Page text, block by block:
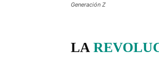
Generación Z
LA